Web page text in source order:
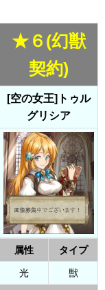
★６(幻獣
契約)
[空の女王]トゥル
グリシア
属性 タイプ
光 獣